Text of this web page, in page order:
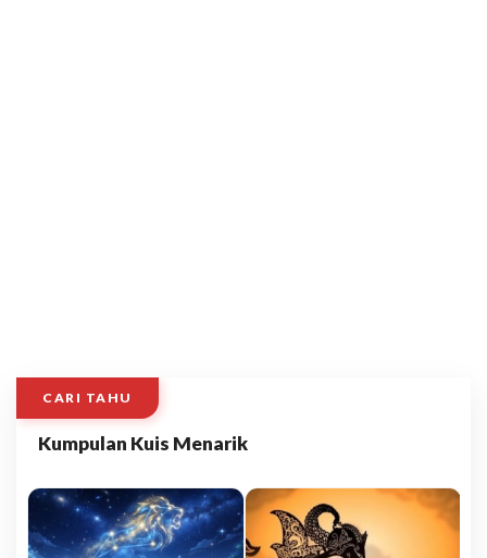
CARI TAHU
Kumpulan Kuis Menarik